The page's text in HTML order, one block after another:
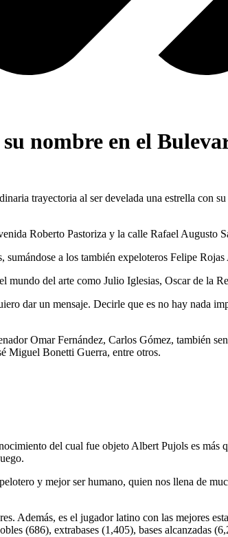
nombre en el
trayectoria al ser develada una estrella con
Roberto Pastoriza y la calle Rafael Augusto
a los también expeloteros Felipe
mundo del arte como Julio Iglesias, Oscar de la
dar un mensaje. Decirle que es no hay nada
Omar Fernández, Carlos Gómez, también
Miguel Bonetti Guerra, entre otros.
del cual fue objeto Albert Pujols es más
y mejor ser humano, quien nos llena de
Además, es el jugador latino con las mejores
(686), extrabases (1,405), bases alcanzadas